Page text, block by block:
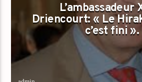
L’ambassadeur
Driencourt: « Le
c’est fini ».